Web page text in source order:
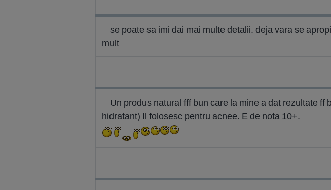
se poate sa imi dai mai multe detalii. deja vara se
mult
Un produs natural fff bun care la mine a dat rezultate
hidratant) Il folosesc pentru acnee. E de nota 10+.